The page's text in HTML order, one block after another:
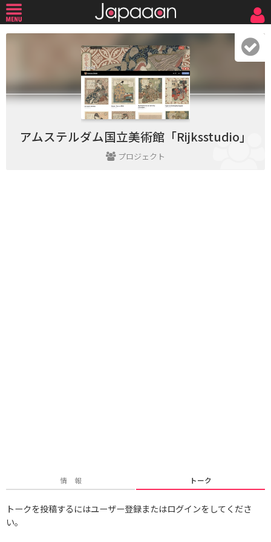
アムステルダム国立美術館「Rijksstudio」
プロジェクト
情 報 トーク
トークを投稿するにはユーザー登録またはログインをしてくださ
い。